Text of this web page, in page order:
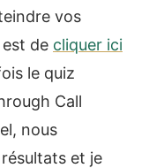
vos
de cliquer ici
le quiz
Call
nous
et je